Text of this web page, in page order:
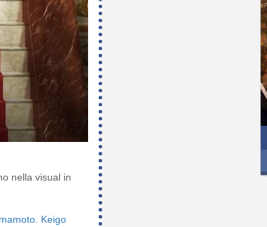
nella visual in
. Keigo